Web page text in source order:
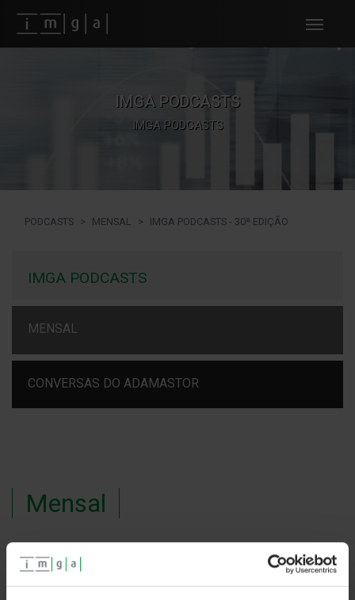
Fundos imga
IMGA PODCASTS
IMGA PODCASTS
PODCASTS MENSAL IMGA PODCASTS - 30ª EDIÇÃO
IMGA PODCASTS
MENSAL
CONVERSAS DO ADAMASTOR
Mensal
IMGA Podcasts - 30ª edição - Golden Visa & IMGA
Ações Portugal